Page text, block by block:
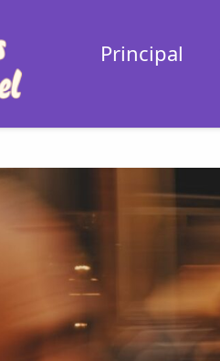
Principal